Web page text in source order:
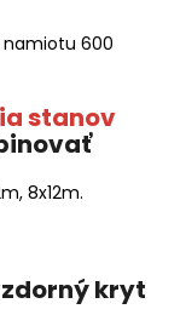
stanov
8x12m.
kryt